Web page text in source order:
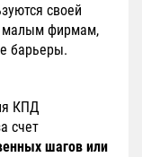
своей
малым фирмам,
барьеры.
КПД
счет
шагов или